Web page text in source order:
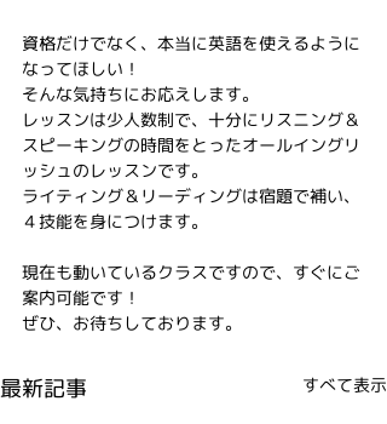
資格だけでなく、本当に英語を使えるように
なってほしい！
そんな気持ちにお応えします。
レッスンは少人数制で、十分にリスニング＆
スピーキングの時間をとったオールイングリ
ッシュのレッスンです。
ライティング＆リーディングは宿題で補い、
４技能を身につけます。
現在も動いているクラスですので、すぐにご
案内可能です！
ぜひ、お待ちしております。
最新記事 すべて表示